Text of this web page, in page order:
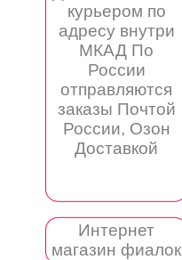
курьером по
адресу внутри
МКАД По
России
отправляются
заказы Почтой
России, Озон
Доставкой
Интернет
магазин фиалок